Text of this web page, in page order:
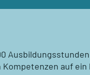
auf ein